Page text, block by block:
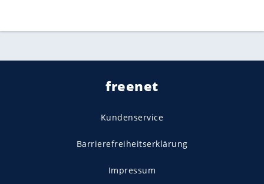
freenet
Kundenservice
Barrierefreiheitserklärung
Impressum